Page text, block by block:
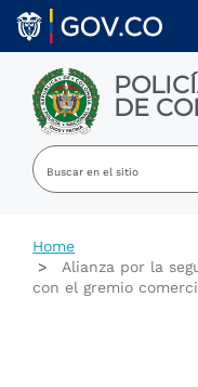
Welcome
All
Accessibility
screen
reader.
Accessibility
Skip to main content
DE
Home
Alianza por la
con el gremio